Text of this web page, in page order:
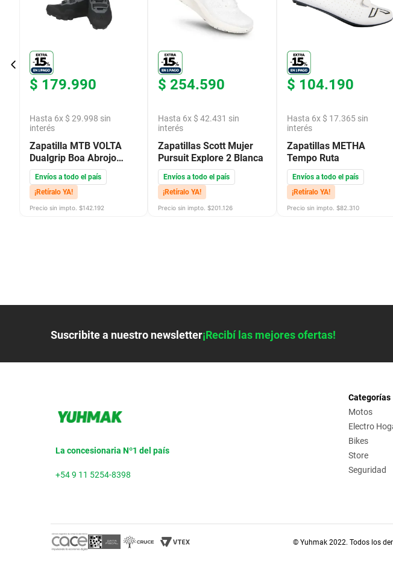
$ 179.990
Hasta 6x $ 29.998 sin
interés
Zapatilla MTB VOLTA
Dualgrip Boa Abrojo
Nylon TPU PU Negro
Envíos a todo el país
¡Retíralo YA!
Precio sin impto. $142.192
$ 254.590
Hasta 6x $ 42.431 sin
interés
Zapatillas Scott Mujer
Pursuit Explore 2 Blanca
Envíos a todo el país
¡Retíralo YA!
Precio sin impto. $201.126
$ 104.190
Hasta 6x $ 17.365sin
interés
Zapatillas METHA
Tempo Ruta
Envíos a todo el país
¡Retíralo YA!
Precio sin impto. $82.310
Suscribite a nuestro newsletter¡Recibí las mejores ofertas!
La concesionaria Nº1 del país
+54 9 11 5254-8398
Categorías
Motos
Electro
Bikes
Store
Seguridad
© Yuhmak 2022. Todos los